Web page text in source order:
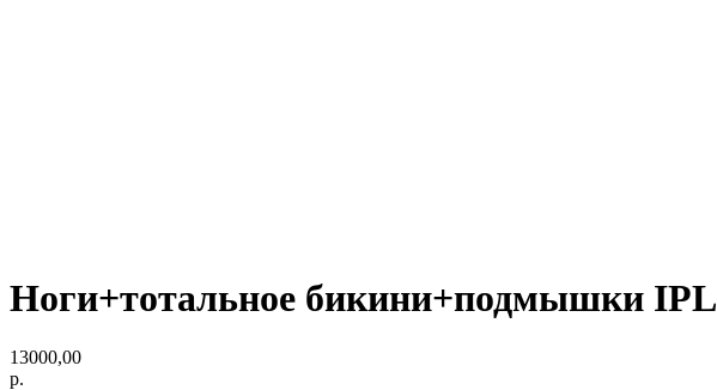
Ноги+тотальное бикини+подмышки IPL
13000,00
р.